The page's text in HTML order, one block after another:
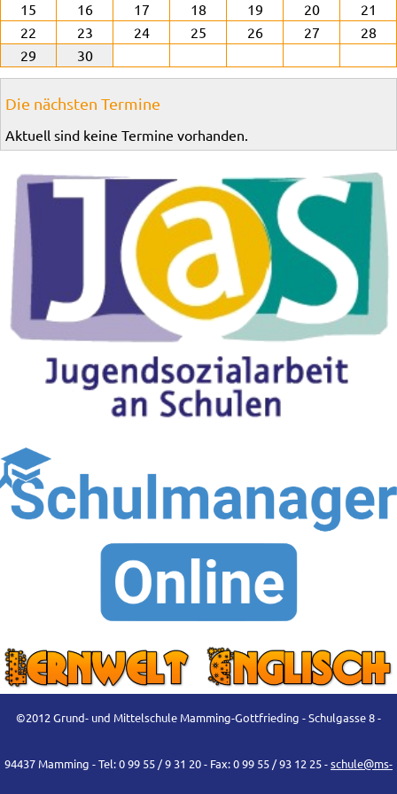
15
16 17 18 19 20
21
22
23 24 25 26 27
28
29
30
Die nächsten Termine
Aktuell sind keine Termine vorhanden.
©2012 Grund- und Mittelschule Mamming-Gottfrieding - Schulgasse 8 -
94437 Mamming - Tel: 0 99 55 / 9 31 20 - Fax: 0 99 55 / 93 12 25 -schule@ms-